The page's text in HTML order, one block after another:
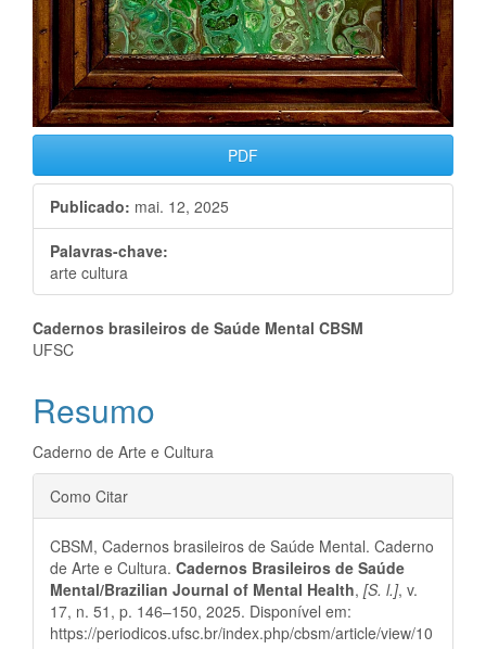
PDF
Publicado: mai. 12, 2025
Palavras-chave:
arte cultura
Conteúdo
artigo
principal
Cadernos brasileiros de Saúde Mental CBSM
UFSC
Resumo
Caderno de Arte e Cultura
Detalhes
do
artigo
Como Citar
CBSM, Cadernos brasileiros de Saúde Mental. Caderno
de Arte e Cultura. Cadernos Brasileiros de Saúde
Mental/Brazilian Journal of Mental Health, [S. l.], v.
17, n. 51, p. 146–150, 2025. Disponível em:
https://periodicos.ufsc.br/index.php/cbsm/article/view/10